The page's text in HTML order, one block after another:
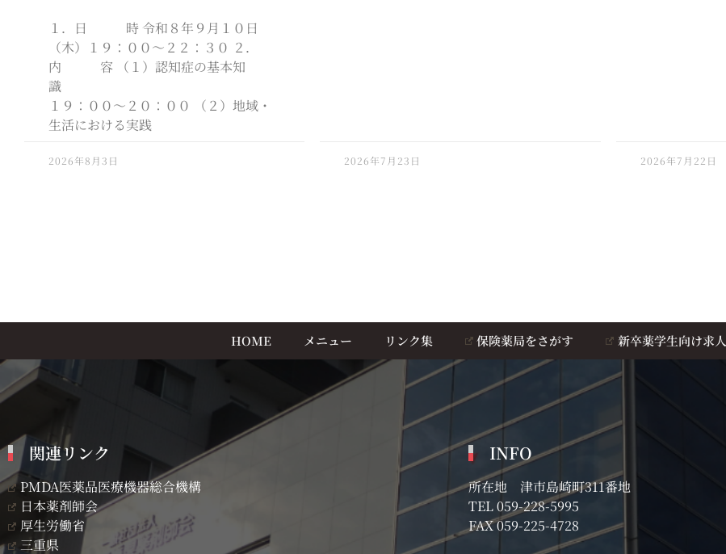
１．日 時 令和８年９月１０日
（木）１９：００～２２：３０ ２．
内 容 （１）認知症の基本知
識
１９：００～２０：００ （２）地域・
生活における実践
2026年8月3日 2026年7月23日 2026年7月22日
HOME メニュー リンク集 保険薬局をさがす 新卒薬学生向け求人
関連リンク
PMDA医薬品医療機器総合機構
日本薬剤師会
厚生労働省
三重県
INFO
所在地 津市島崎町311番地
TEL059-228-5995
FAX 059-225-4728